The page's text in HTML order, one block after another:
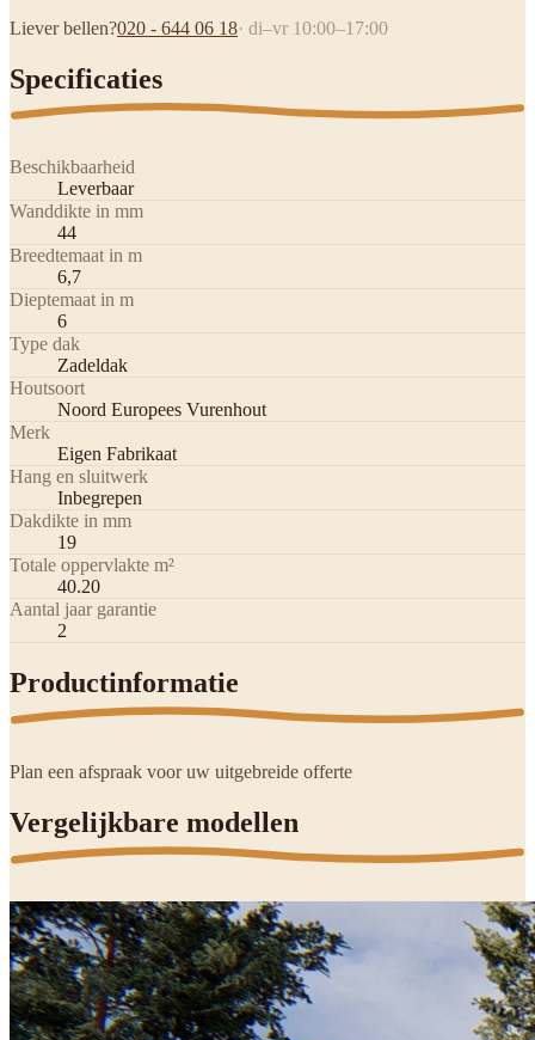
Liever bellen?020 - 644 06 18· di–vr 10:00–17:00
Specificaties
Beschikbaarheid
Leverbaar
Wanddikte in mm
44
Breedtemaat in m
6,7
Dieptemaat in m
6
Type dak
Zadeldak
Houtsoort
Noord Europees Vurenhout
Merk
Eigen Fabrikaat
Hang en sluitwerk
Inbegrepen
Dakdikte in mm
19
Totale oppervlakte m²
40.20
Aantal jaar garantie
2
Productinformatie
Plan een afspraak voor uw uitgebreide offerte
Vergelijkbare modellen